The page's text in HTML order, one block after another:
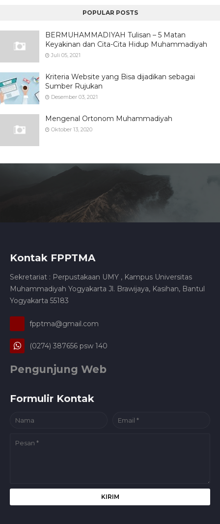
POPULAR POSTS
BERMUHAMMADIYAH Tulisan – 5 Matan
Keyakinan dan Cita-Cita Hidup Muhammadiyah
Juli 05, 2021
Kriteria Website yang Bisa dijadikan sebagai
Sumber Rujukan
Desember 03, 2021
Mengenal Ortonom Muhammadiyah
Oktober 13, 2020
Kontak FPPTMA
Sekretariat : Perpustakaan UMY , Kampus Universitas
Muhammadiyah Yogyakarta Jl. Brawijaya, Kasihan, Bantul
Yogyakarta 55183
fpptma@gmail.com
(0274) 387656 psw 140
Pengunjung Web
Formulir Kontak